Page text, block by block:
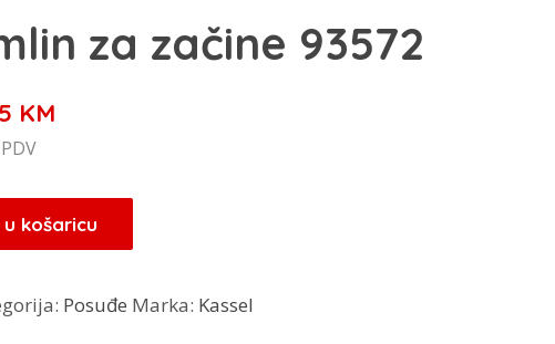
za začine 93572
KM.
KMTrenutna
29,75 KM.
košaricu
Posuđe Marka: Kassel